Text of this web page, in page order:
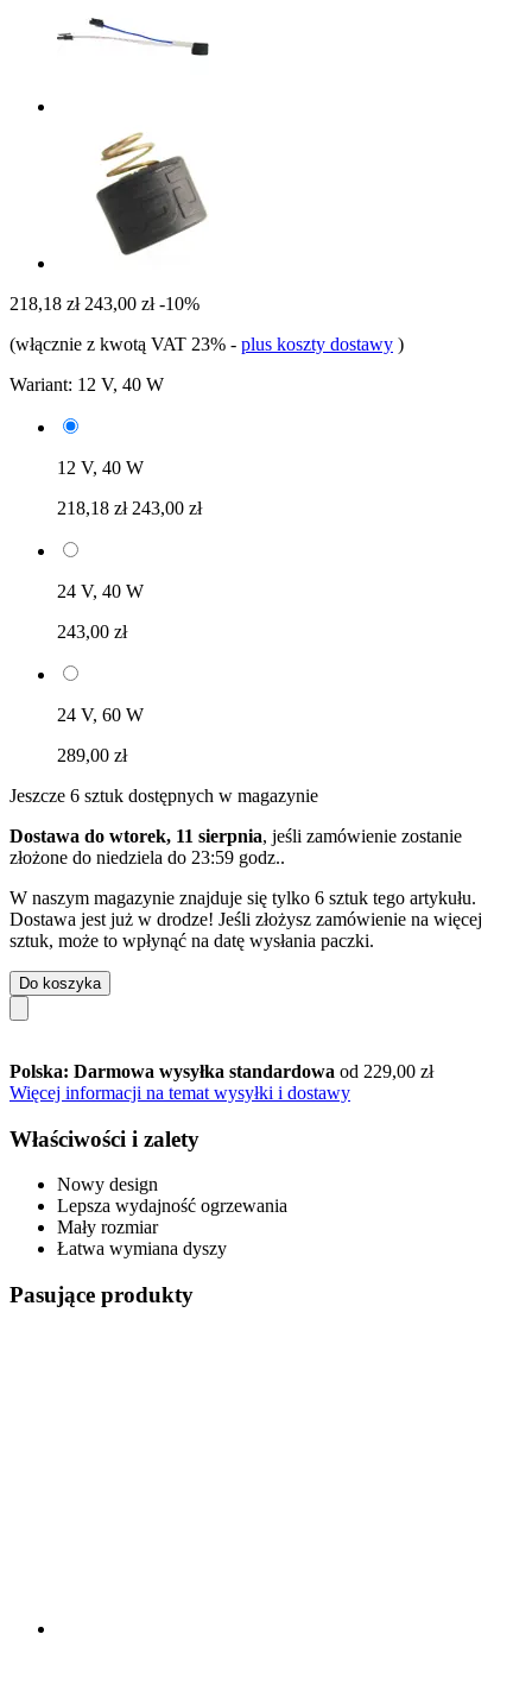
218,18 zł 243,00 zł -10%
(włącznie z kwotą VAT 23% - plus koszty dostawy )
Wariant: 12 V, 40 W
12 V, 40 W
218,18 zł 243,00 zł
24 V, 40 W
243,00 zł
24 V, 60 W
289,00 zł
Jeszcze 6 sztuk dostępnych w magazynie
Dostawa do wtorek, 11 sierpnia, jeśli zamówienie zostanie
złożone do niedziela do 23:59 godz..
W naszym magazynie znajduje się tylko 6 sztuk tego artykułu.
Dostawa jest już w drodze! Jeśli złożysz zamówienie na więcej
sztuk, może to wpłynąć na datę wysłania paczki.
Do koszyka
Polska: Darmowa wysyłka standardowa od 229,00 zł
Więcej informacji na temat wysyłki i dostawy
Właściwości i zalety
Nowy design
Lepsza wydajność ogrzewania
Mały rozmiar
Łatwa wymiana dyszy
Pasujące produkty